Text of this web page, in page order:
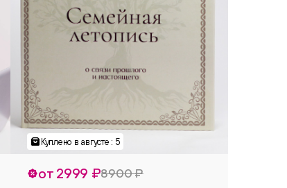
Куплено в августе : 5
от 2999 ₽8900 ₽